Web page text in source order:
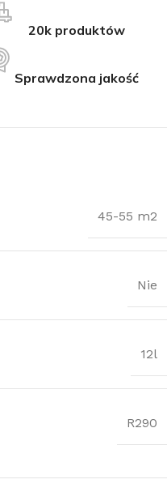
20k produktów
Sprawdzona jakość
45-55 m2
Nie
12l
R290